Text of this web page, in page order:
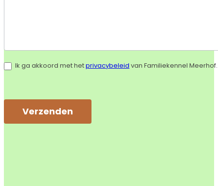
Ik ga akkoord met hetprivacybeleid van Familiekennel Meerhof.
Verzenden